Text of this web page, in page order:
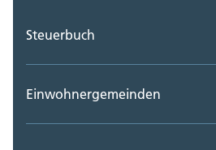
Steuerbuch
Einwohnergemeinden